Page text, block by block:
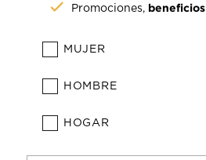
Promociones, beneficios
MUJER
HOMBRE
HOGAR